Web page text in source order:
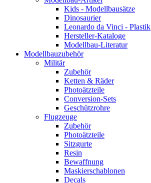
Kids - Modellbausätze
Dinosaurier
Leonardo da Vinci - Plastik
Hersteller-Kataloge
Modellbau-Literatur
Modellbauzubehör
Militär
Zubehör
Ketten & Räder
Photoätzteile
Conversion-Sets
Geschützrohre
Flugzeuge
Zubehör
Photoätzteile
Sitzgurte
Resin
Bewaffnung
Maskierschablonen
Decals